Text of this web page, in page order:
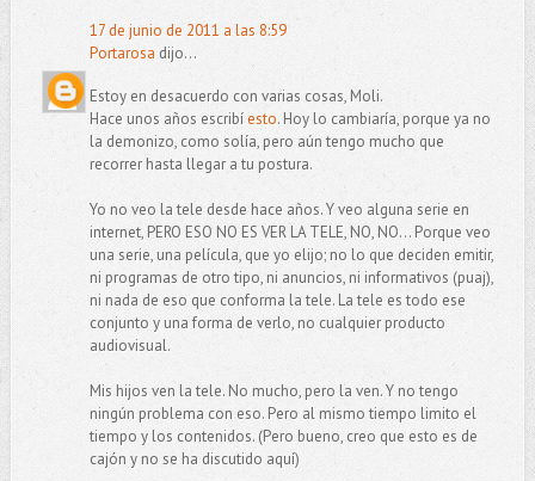
17 de junio de 2011 a las 8:59
Portarosa dijo...
Estoy en desacuerdo con varias cosas, Moli.
Hace unos años escribíesto. Hoy lo cambiaría, porque ya no
la demonizo, como solía, pero aún tengo mucho que
recorrer hasta llegar a tu postura.
Yo no veo la tele desde hace años. Y veo alguna serie en
internet, PERO ESO NO ES VER LA TELE, NO, NO... Porque veo
una serie, una película, que yo elijo; no lo que deciden emitir,
ni programas de otro tipo, ni anuncios, ni informativos (puaj),
ni nada de eso que conforma la tele. La tele es todo ese
conjunto y una forma de verlo, no cualquier producto
audiovisual.
Mis hijos ven la tele. No mucho, pero la ven. Y no tengo
ningún problema con eso. Pero al mismo tiempo limito el
tiempo y los contenidos. (Pero bueno, creo que esto es de
cajón y no se ha discutido aquí)